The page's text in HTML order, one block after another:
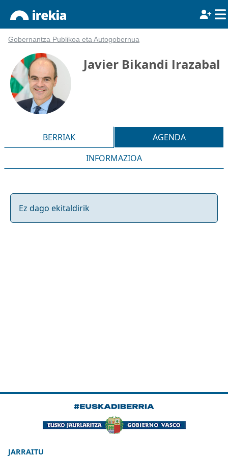
Gobernantza Publikoa eta Autogobernua
Javier Bikandi Irazabal
BERRIAK
AGENDA
INFORMAZIOA
Ez dago ekitaldirik
JARRAITU